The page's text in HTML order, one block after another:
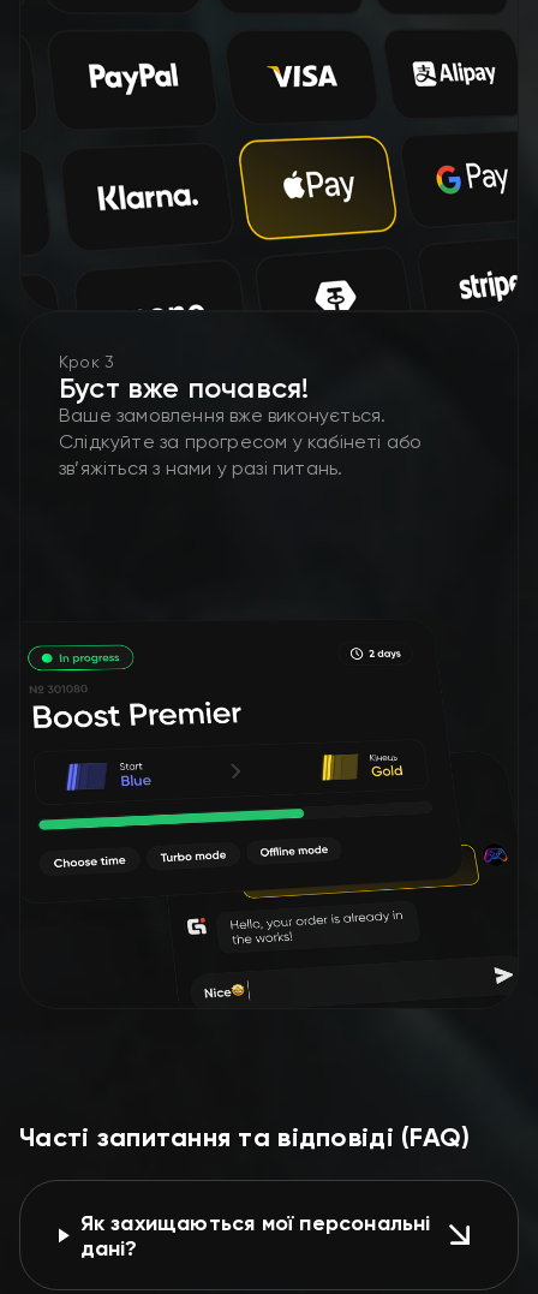
Крок 3
Буст вже почався!
Ваше замовлення вже виконується.
Слідкуйте за прогресом у кабінеті або
зв’яжіться з нами у разі питань.
Часті запитання та відповіді (FAQ)
Як захищаються мої персональні
дані?